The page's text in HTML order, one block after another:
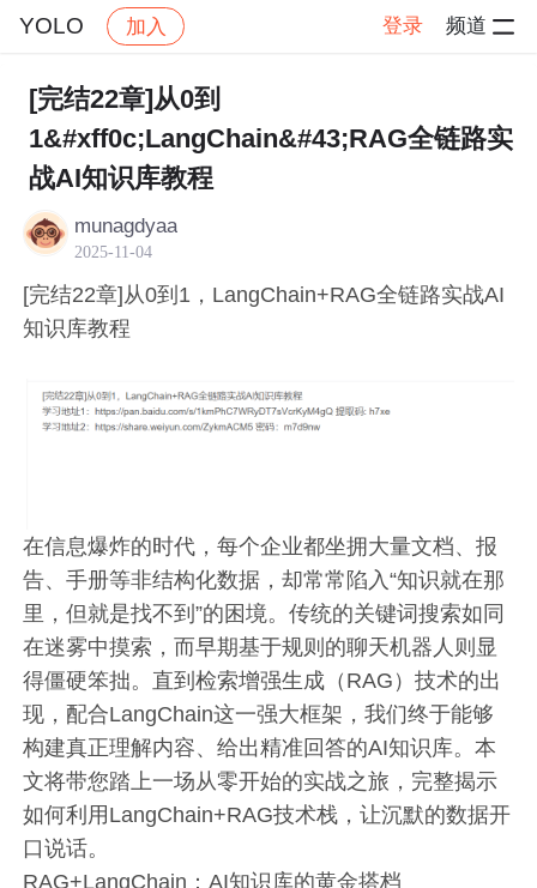
YOLO 加入 登录 频道
社区 YOLO YOLO专区
[完结22章]从0到
1&#xff0c;LangChain&#43;RAG全链路实
战AI知识库教程
munagdyaa
2025-11-04
[完结22章]从0到1，LangChain+RAG全链路实战AI
知识库教程
在信息爆炸的时代，每个企业都坐拥大量文档、报
告、手册等非结构化数据，却常常陷入“知识就在那
里，但就是找不到”的困境。传统的关键词搜索如同
在迷雾中摸索，而早期基于规则的聊天机器人则显
得僵硬笨拙。直到检索增强生成（RAG）技术的出
现，配合LangChain这一强大框架，我们终于能够
构建真正理解内容、给出精准回答的AI知识库。本
文将带您踏上一场从零开始的实战之旅，完整揭示
如何利用LangChain+RAG技术栈，让沉默的数据开
口说话。
RAG+LangChain：AI知识库的黄金搭档